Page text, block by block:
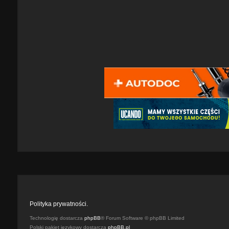
Polityka prywatności.
Technologię dostarcza phpBB® Forum Software © phpBB Limited
Polski pakiet językowy dostarcza phpBB.pl